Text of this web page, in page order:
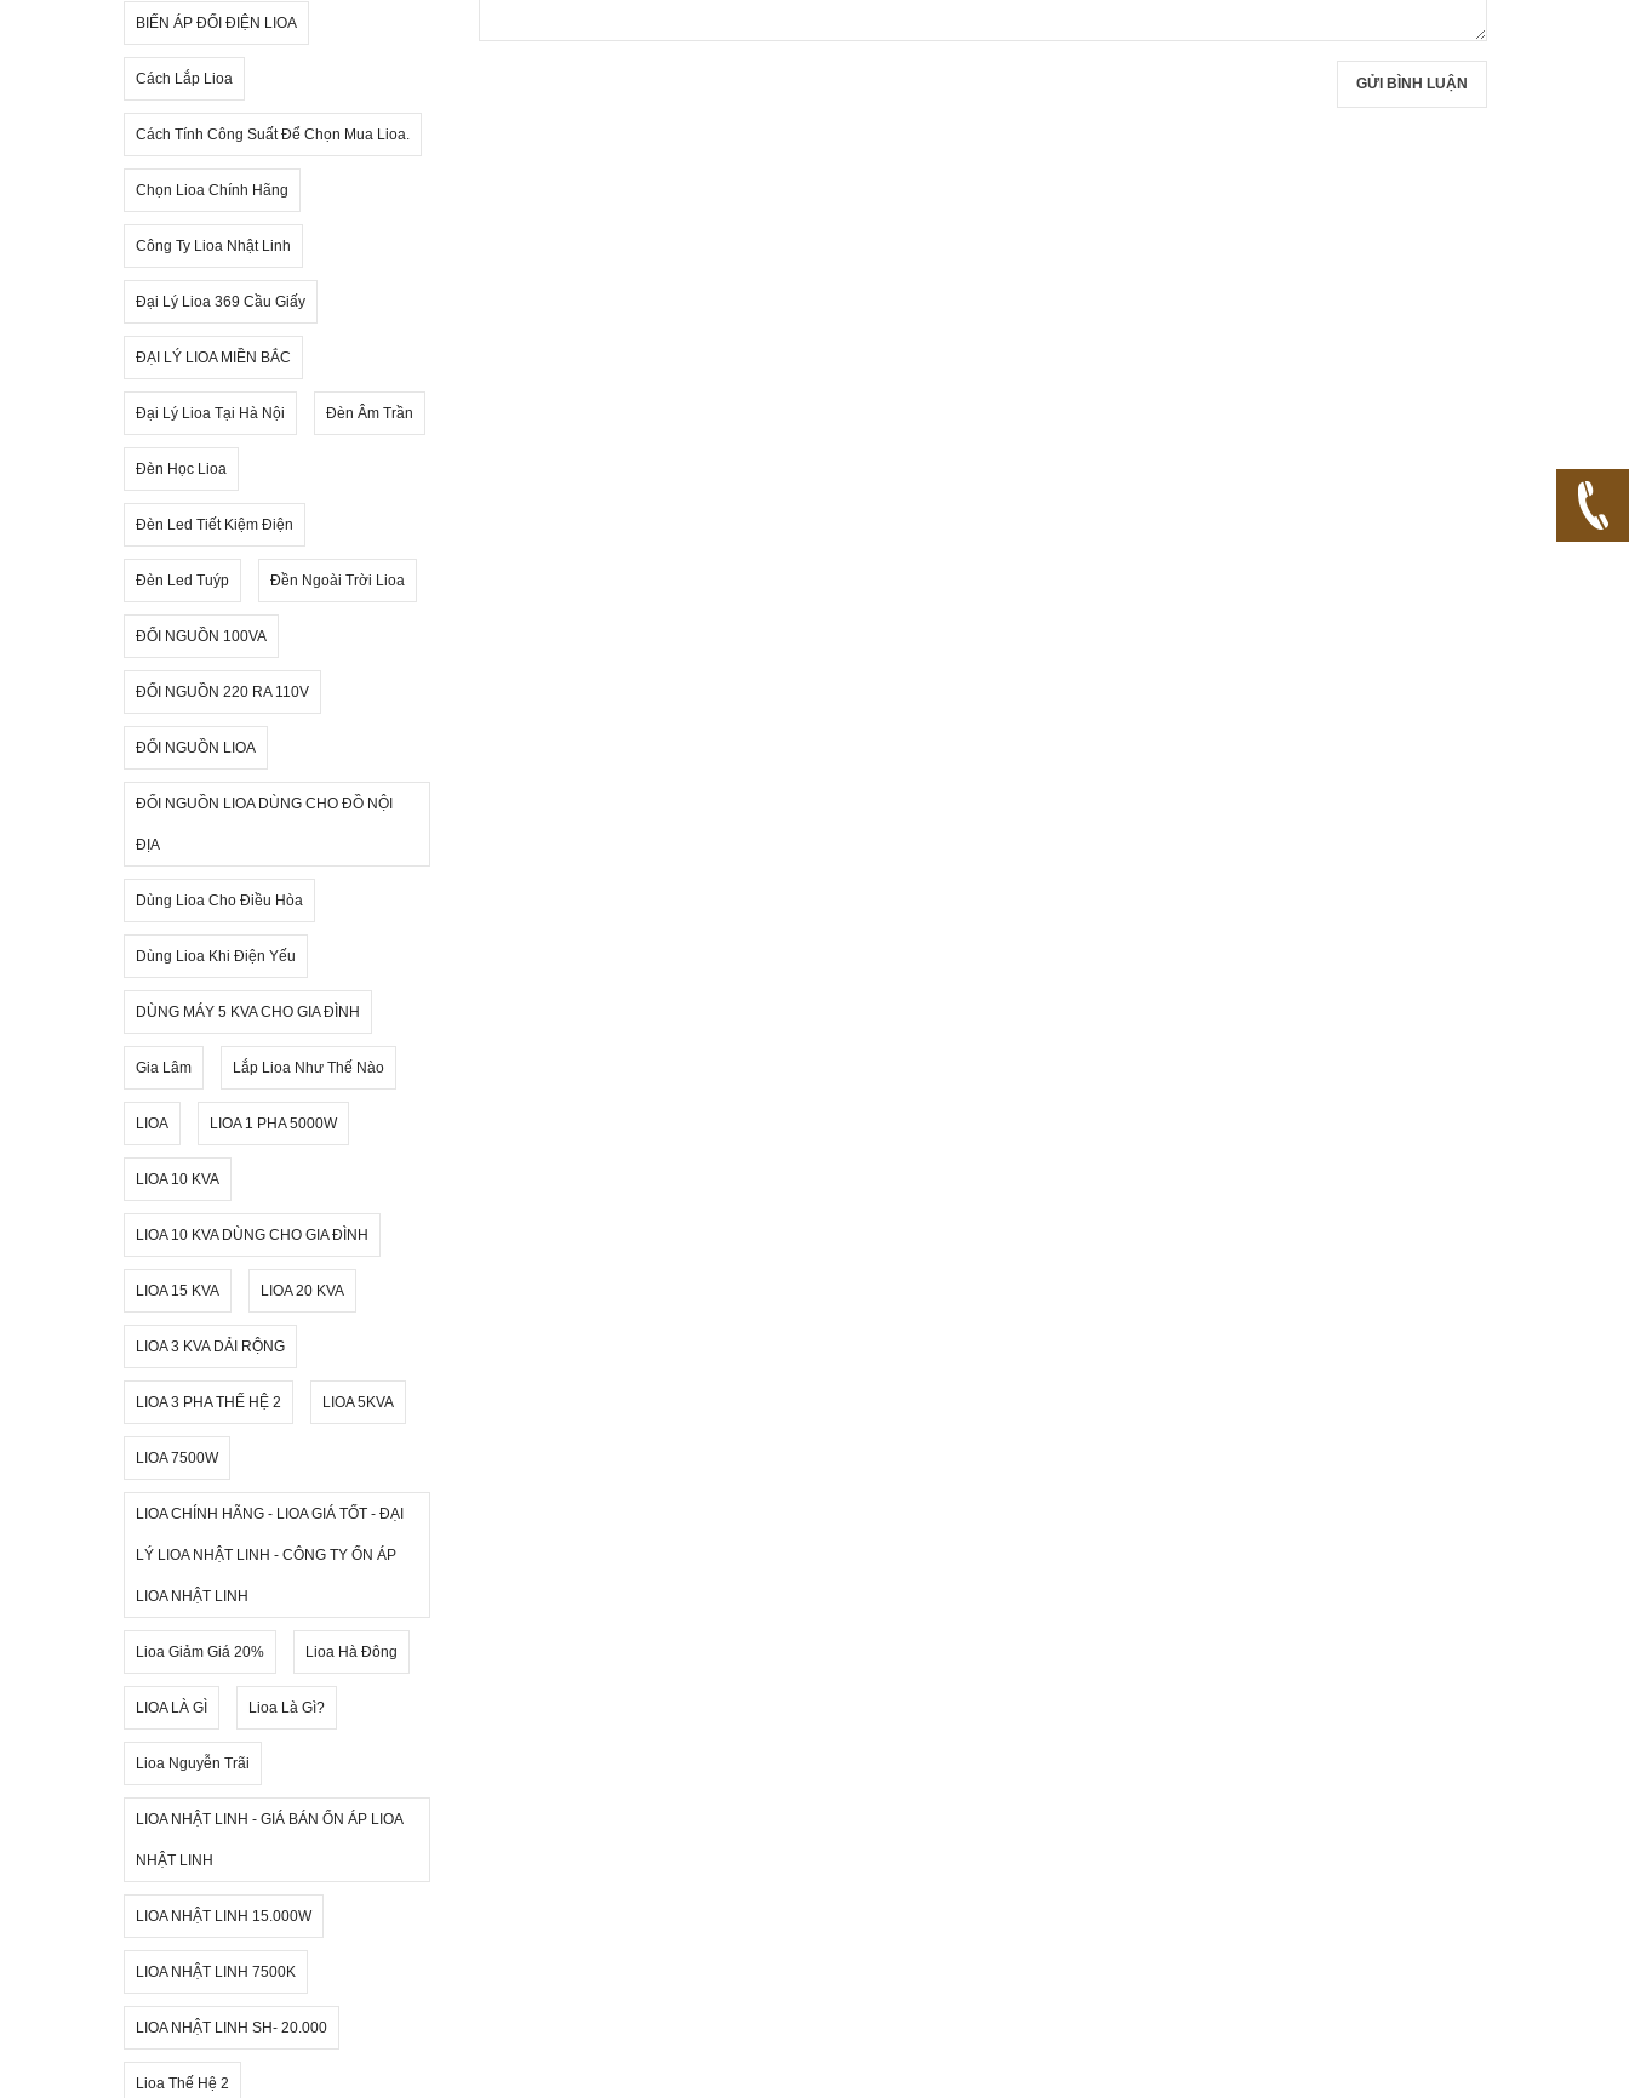
BIẾN ÁP ĐỔI ĐIỆN LIOA
Cách Lắp Lioa
Cách Tính Công Suất Để Chọn Mua Lioa.
Chọn Lioa Chính Hãng
Công Ty Lioa Nhật Linh
Đại Lý Lioa 369 Cầu Giấy
ĐẠI LÝ LIOA MIỀN BẮC
Đại Lý Lioa Tại Hà Nội Đèn Âm Trần
Đèn Học Lioa
Đèn Led Tiết Kiệm Điện
Đèn Led Tuýp Đền Ngoài Trời Lioa
ĐỔI NGUỒN 100VA
ĐỔI NGUỒN 220 RA 110V
ĐỔI NGUỒN LIOA
ĐỔI NGUỒN LIOA DÙNG CHO ĐỒ NỘI
ĐỊA
Dùng Lioa Cho Điều Hòa
Dùng Lioa Khi Điện Yếu
DÙNG MÁY 5 KVA CHO GIA ĐÌNH
Gia Lâm Lắp Lioa Như Thế Nào
LIOA LIOA 1 PHA 5000W
LIOA 10 KVA
LIOA 10 KVA DÙNG CHO GIA ĐÌNH
LIOA 15 KVA LIOA 20 KVA
LIOA 3 KVA DẢI RỘNG
LIOA 3 PHA THẾ HỆ 2 LIOA 5KVA
LIOA 7500W
LIOA CHÍNH HÃNG - LIOA GIÁ TỐT - ĐẠI
LÝ LIOA NHẬT LINH - CÔNG TY ỔN ÁP
LIOA NHẬT LINH
Lioa Giảm Giá 20% Lioa Hà Đông
LIOA LÀ GÌ Lioa Là Gì?
Lioa Nguyễn Trãi
LIOA NHẬT LINH - GIÁ BÁN ỔN ÁP LIOA
NHẬT LINH
LIOA NHẬT LINH 15.000W
LIOA NHẬT LINH 7500K
LIOA NHẬT LINH SH- 20.000
Lioa Thế Hệ 2
GỬI BÌNH LUẬN